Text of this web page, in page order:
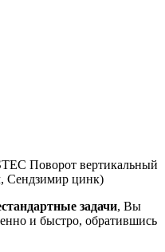
Поворот вертикальный
Сендзимир цинк)
задачи, Вы
и быстро, обратившись